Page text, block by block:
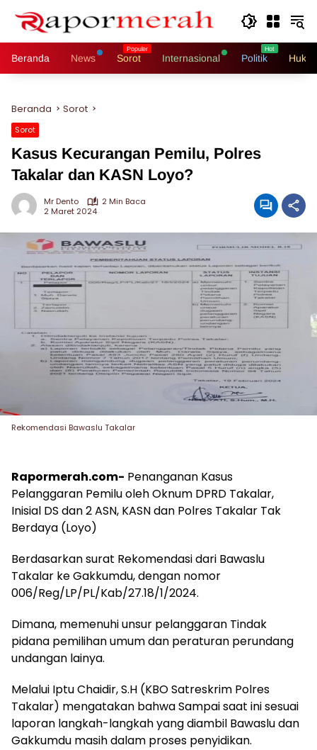
Beranda News Sorot Internasional Politik
Beranda Sorot
Sorot
Kasus Kecurangan Pemilu, Polres
Takalar dan KASN Loyo?
Mr Dento
2 Min Baca
2 Maret 2024
Rekomendasi Bawaslu Takalar
Rapormerah.com- Penanganan Kasus
Pelanggaran Pemilu oleh Oknum DPRD Takalar,
Inisial DS dan 2 ASN, KASN dan Polres Takalar Tak
Berdaya (Loyo)
Berdasarkan surat Rekomendasi dari Bawaslu
Takalar ke Gakkumdu, dengan nomor
006/Reg/LP/PL/Kab/27.18/1/2024.
Dimana, memenuhi unsur pelanggaran Tindak
pidana pemilihan umum dan peraturan perundang
undangan lainya.
Melalui Iptu Chaidir, S.H (KBO Satreskrim Polres
Takalar) mengatakan bahwa Sampai saat ini sesuai
laporan langkah-langkah yang diambil Bawaslu dan
Gakkumdu masih dalam proses penyidikan.